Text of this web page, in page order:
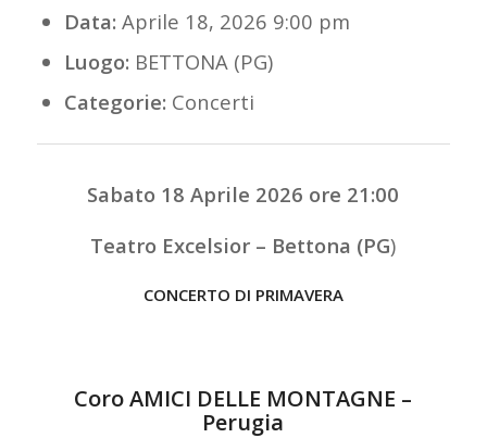
Data: Aprile 18, 2026 9:00 pm
Luogo: BETTONA (PG)
Categorie: Concerti
Sabato 18 Aprile 2026 ore 21:00
Teatro Excelsior – Bettona (PG)
CONCERTO DI PRIMAVERA
Coro AMICI DELLE MONTAGNE –
Perugia